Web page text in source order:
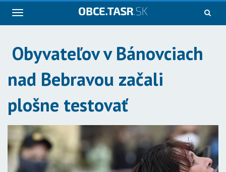
Navigácia
Obyvateľov v Bánovciach
nad Bebravou začali
plošne testovať